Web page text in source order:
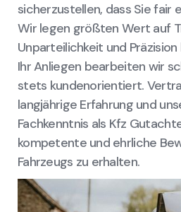
sicherzustellen, dass Sie fair
Wir legen größten Wert auf
Unparteilichkeit und
Ihr Anliegen bearbeiten wir
stets kundenorientiert.
langjährige Erfahrung und
Fachkenntnis als Kfz
kompetente und ehrliche
Fahrzeugs zu erhalten.